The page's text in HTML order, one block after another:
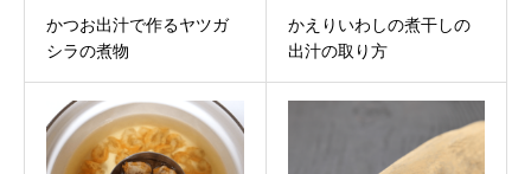
かつお出汁で作るヤツガ
シラの煮物
かえりいわしの煮干しの
出汁の取り方